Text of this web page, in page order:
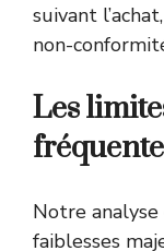
suivant
non-
Les
Notre
faiblesses